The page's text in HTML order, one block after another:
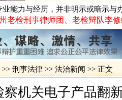
能力与经历，并非明示或暗示
老检刑事律师团、老检辩队李
>> 刑事法律 >> 法治新闻 >> 正文
察机关电子产品翻